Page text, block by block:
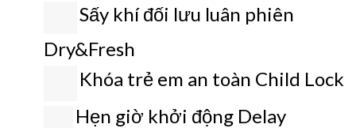
Sấy khí đối lưu luân phiên
Dry&Fresh
Khóa trẻ em an toàn Child Lock
Hẹn giờ khởi động Delay